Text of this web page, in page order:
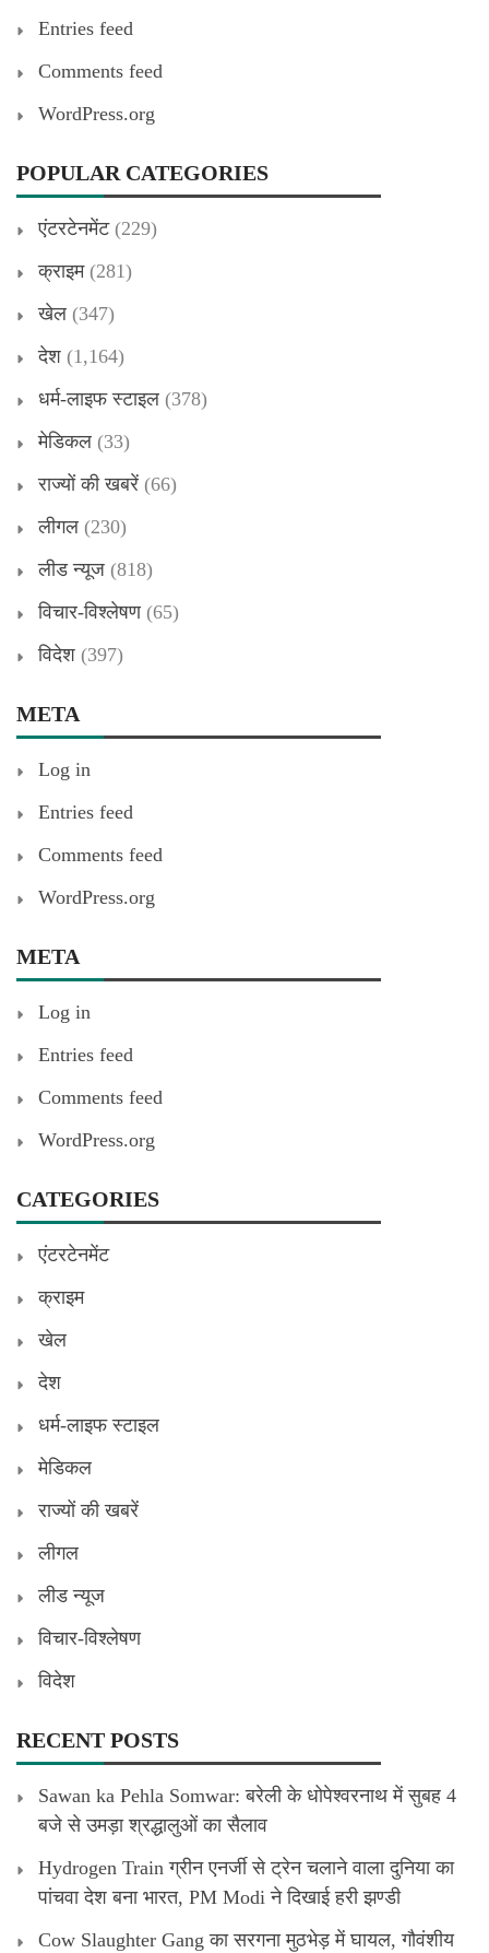
Entries feed
Comments feed
WordPress.org
POPULAR CATEGORIES
एंटरटेनमेंट(229)
क्राइम(281)
खेल (347)
देश (1,164)
धर्म-लाइफ स्टाइल (378)
मेडिकल (33)
राज्यों की खबरें (66)
लीगल (230)
लीड न्यूज (818)
विचार-विश्लेषण(65)
विदेश (397)
META
Log in
Entries feed
Comments feed
WordPress.org
META
Log in
Entries feed
Comments feed
WordPress.org
CATEGORIES
एंटरटेनमेंट
क्राइम
खेल
देश
धर्म-लाइफ स्टाइल
मेडिकल
राज्यों की खबरें
लीगल
लीड न्यूज
विचार-विश्लेषण
विदेश
RECENT POSTS
Sawan ka Pehla Somwar: बरेली के धोपेश्वरनाथ में सुबह 4
बजे से उमड़ा श्रद्धालुओं का सैलाव
Hydrogen Train ग्रीन एनर्जी से ट्रेन चलाने वाला दुनिया का
पांचवा देश बना भारत, PM Modi ने दिखाई हरी झण्डी
Cow Slaughter Gang का सरगना मुठभेड़ में घायल, गौवंशीय